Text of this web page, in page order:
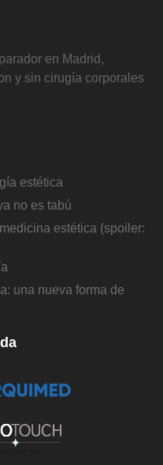
en Madrid,
y sin cirugía corporales
estética
no es tabú
estética (spoiler:
una nueva forma de